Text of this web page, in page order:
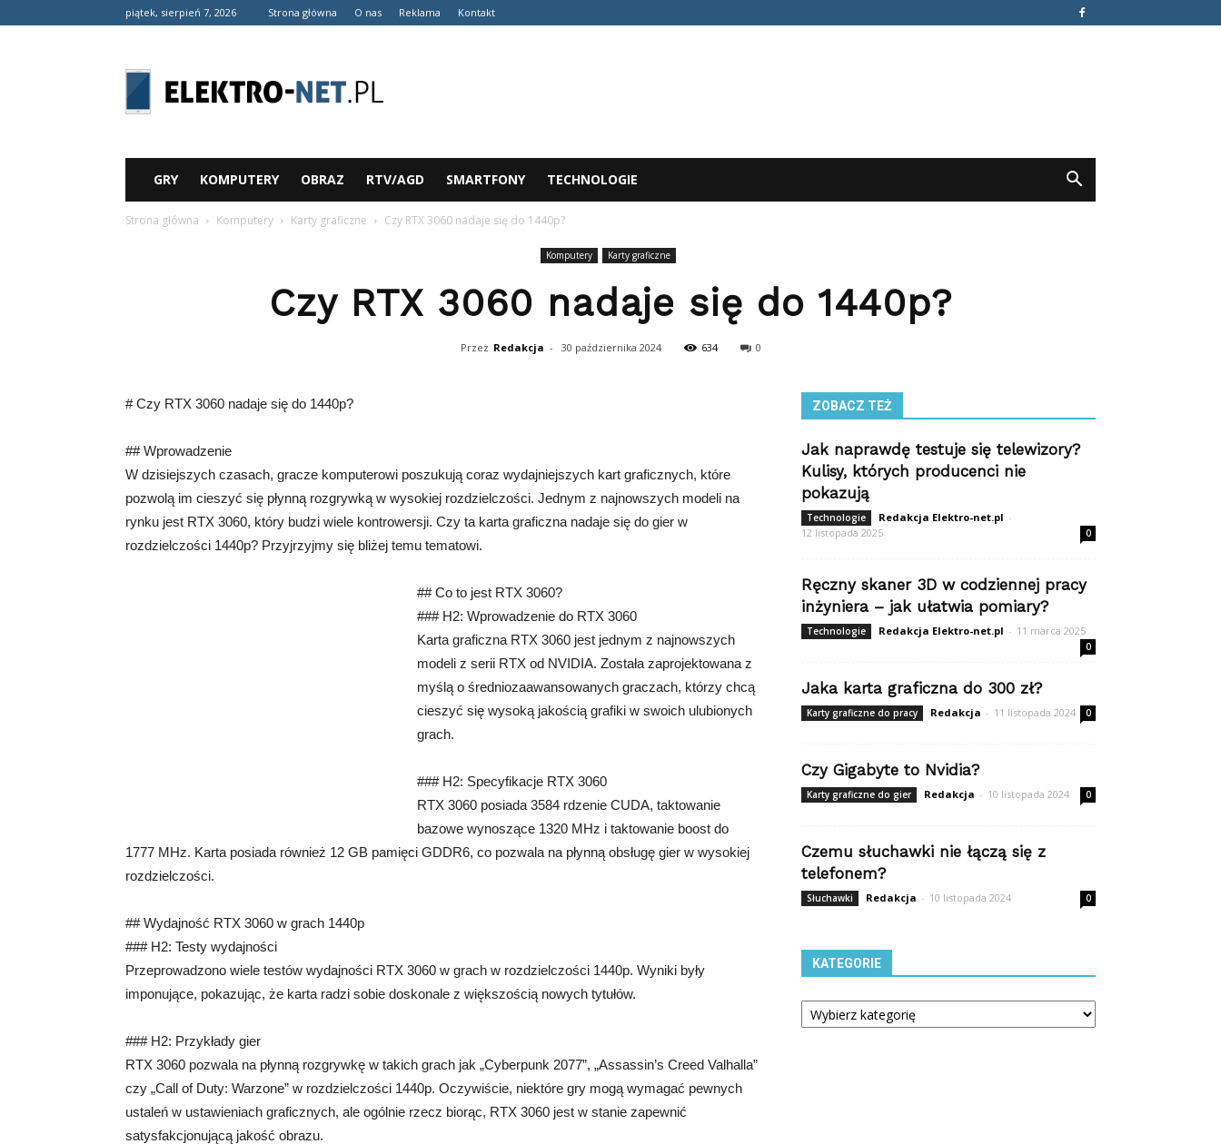
piątek, sierpień 7, 2026 Strona główna O nas Reklama Kontakt
net.pl
GRY KOMPUTERY OBRAZ RTV/AGD SMARTFONY TECHNOLOGIE
Strona główna Komputery Karty graficzne Czy RTX 3060 nadaje się do 1440p?
Komputery Karty graficzne
Czy RTX 3060 nadaje się do 1440p?
Przez Redakcja - 30 października 2024 634 0
# Czy RTX 3060 nadaje się do 1440p?
## Wprowadzenie
W dzisiejszych czasach, gracze komputerowi poszukują coraz wydajniejszych kart graficznych, które
pozwolą im cieszyć się płynną rozgrywką w wysokiej rozdzielczości. Jednym z najnowszych modeli na
rynku jest RTX 3060, który budzi wiele kontrowersji. Czy ta karta graficzna nadaje się do gier w
rozdzielczości 1440p? Przyjrzyjmy się bliżej temu tematowi.
## Co to jest RTX 3060?
### H2: Wprowadzenie do RTX 3060
Karta graficzna RTX 3060 jest jednym z najnowszych
modeli z serii RTX od NVIDIA. Została zaprojektowana z
myślą o średniozaawansowanych graczach, którzy chcą
cieszyć się wysoką jakością grafiki w swoich ulubionych
grach.
### H2: Specyfikacje RTX 3060
RTX 3060 posiada 3584 rdzenie CUDA, taktowanie
bazowe wynoszące 1320 MHz i taktowanie boost do
1777 MHz. Karta posiada również 12 GB pamięci GDDR6, co pozwala na płynną obsługę gier w wysokiej
rozdzielczości.
## Wydajność RTX 3060 w grach 1440p
### H2: Testy wydajności
Przeprowadzono wiele testów wydajności RTX 3060 w grach w rozdzielczości 1440p. Wyniki były
imponujące, pokazując, że karta radzi sobie doskonale z większością nowych tytułów.
### H2: Przykłady gier
RTX 3060 pozwala na płynną rozgrywkę w takich grach jak „Cyberpunk 2077”, „Assassin’s Creed Valhalla”
czy „Call of Duty: Warzone” w rozdzielczości 1440p. Oczywiście, niektóre gry mogą wymagać pewnych
ustaleń w ustawieniach graficznych, ale ogólnie rzecz biorąc, RTX 3060 jest w stanie zapewnić
satysfakcjonującą jakość obrazu.
ZOBACZ TEŻ
Jak naprawdę testuje się telewizory?
Kulisy, których producenci nie
pokazują
Technologie Redakcja Elektro-net.pl -
12 listopada 2025
0
Ręczny skaner 3D w codziennej pracy
inżyniera – jak ułatwia pomiary?
Technologie Redakcja Elektro-net.pl - 11 marca 2025
0
Jaka karta graficzna do 300 zł?
Karty graficzne do pracy Redakcja - 11 listopada 2024 0
Czy Gigabyte to Nvidia?
Karty graficzne do gier Redakcja - 10 listopada 2024 0
Czemu słuchawki nie łączą się z
telefonem?
Słuchawki Redakcja - 10 listopada 2024 0
KATEGORIE
Kategorie